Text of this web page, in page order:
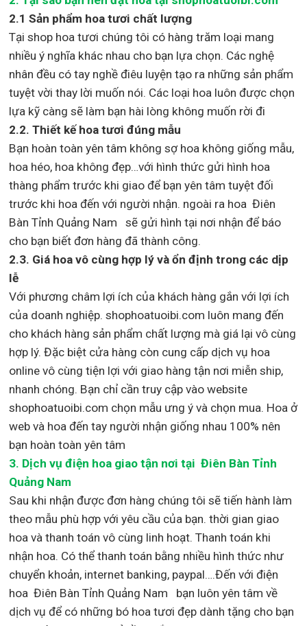
2.1 Sản phẩm hoa tươi chất lượng
Tại shop hoa tươi chúng tôi có hàng trăm loại mang
nhiều ý nghĩa khác nhau cho bạn lựa chọn. Các nghệ
nhân đều có tay nghề điêu luyện tạo ra những sản phẩm
tuyệt vời thay lời muốn nói. Các loại hoa luôn được chọn
lựa kỹ càng sẽ làm bạn hài lòng không muốn rời đi
2.2. Thiết kế hoa tươi đúng mẫu
Bạn hoàn toàn yên tâm không sợ hoa không giống mẫu,
hoa héo, hoa không đẹp…với hình thức gửi hình hoa
thàng phẩm trước khi giao để bạn yên tâm tuyệt đối
trước khi hoa đến với người nhận. ngoài ra hoa Điên
Bàn Tỉnh Quảng Nam sẽ gửi hình tại nơi nhận để báo
cho bạn biết đơn hàng đã thành công.
2.3. Giá hoa vô cùng hợp lý và ổn định trong các dịp
lễ
Với phương châm lợi ích của khách hàng gắn với lợi ích
của doanh nghiệp. shophoatuoibi.com luôn mang đến
cho khách hàng sản phẩm chất lượng mà giá lại vô cùng
hợp lý. Đặc biệt cửa hàng còn cung cấp dịch vụ hoa
online vô cùng tiện lợi với giao hàng tận nơi miễn ship,
nhanh chóng. Bạn chỉ cần truy cập vào website
shophoatuoibi.com chọn mẫu ưng ý và chọn mua. Hoa ở
web và hoa đến tay người nhận giống nhau 100% nên
bạn hoàn toàn yên tâm
3. Dịch vụ điện hoa giao tận nơi tại Điên Bàn Tỉnh
Quảng Nam
Sau khi nhận được đơn hàng chúng tôi sẽ tiến hành làm
theo mẫu phù hợp với yêu cầu của bạn. thời gian giao
hoa và thanh toán vô cùng linh hoạt. Thanh toán khi
nhận hoa. Có thể thanh toán bằng nhiều hình thức như
chuyển khoản, internet banking, paypal….Đến với điện
hoa Điên Bàn Tỉnh Quảng Nam bạn luôn yên tâm về
dịch vụ để có những bó hoa tươi đẹp dành tặng cho bạn